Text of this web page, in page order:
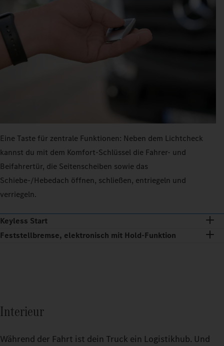
Eine Taste für zentrale Funktionen: Neben dem Lichtcheck
kannst du mit dem Komfort‑Schlüssel die Fahrer‑ und
Beifahrertür, die Seitenscheiben sowie das
Schiebe‑/Hebedach öffnen, schließen, entriegeln und
verriegeln.
Keyless Start
Feststellbremse, elektronisch mit Hold‑Funktion
Interieur
Während der Fahrt ist dein Truck ein Logistikhub. Und